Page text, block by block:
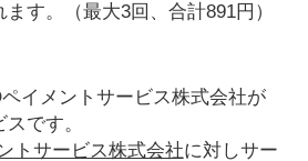
ます。（最大3回、合計891円）
イメントサービス株式会社が
です。
トサービス株式会社に対しサー